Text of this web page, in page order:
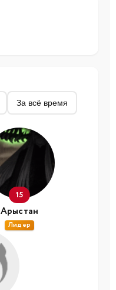
За всё время
15
Арыстан
Лидер